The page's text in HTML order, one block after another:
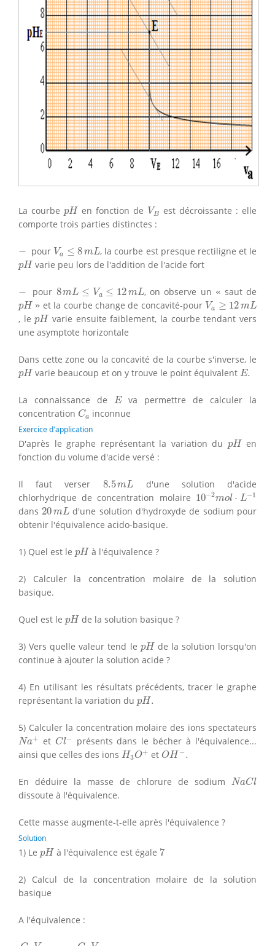
La courbepH
pH en fonction de VB
VB
est décroissante : elle
comporte trois parties distinctes :
−
− pour Va ≤ 8mL
Va ≤8 mL , la courbe est presque rectiligne et le
pH
pHvarie peu lors de l'addition de l'acide fort
−
− pour 8mL ≤ Va ≤ 12mL
8m L ≤V a≤ 12 mL , on observe un « saut de
pH
pH »
» et la courbe change de concavité-pour Va ≥ 12mL
Va ≥12mL
, lepH
pH varie ensuite faiblement, la courbe tendant vers
une asymptote horizontale
Dans cette zone ou la concavité de la courbe s'inverse, le
pH
pHvarie beaucoup et on y trouve le point équivalent E.
E.
La connaissance de E
Eva permettre de calculer la
concentration Ca
Ca inconnue
Exercice d'application
D'après le graphe représentant la variation du pH
pHen
fonction du volume d'acide versé :
Il faut verser 8.5mL
8.5m L
d'une solution d'acide
chlorhydrique de concentration molaire 10−2mol ⋅ L−1
10−2 mol⋅L−1
dans 20mL
20m L d'une solution d'hydroxyde de sodium pour
obtenir l'équivalence acido-basique.
1) Quel est le pH
pHà l'équivalence ?
2) Calculer la concentration molaire de la solution
basique.
Quel est le pH
pHde la solution basique ?
3) Vers quelle valeur tend le pH
pHde la solution lorsqu'on
continue à ajouter la solution acide ?
4) En utilisant les résultats précédents, tracer le graphe
représentant la variation du pH.
pH
5) Calculer la concentration molaire des ions spectateurs
Na+
Na+ et Cl−
Cl− présents dans le bécher à l'équivalence...
ainsi que celles des ions H3O+
H3O+ et OH − .
OH−.
En déduire la masse de chlorure de sodium NaCl
NaCl
dissoute à l'équivalence.
Cette masse augmente-t-elle après l'équivalence ?
Solution
1) Le pH
pHà l'équivalence est égale 7
7
2) Calcul de la concentration molaire de la solution
basique
A l'équivalence :
CB VB ⇒ CB